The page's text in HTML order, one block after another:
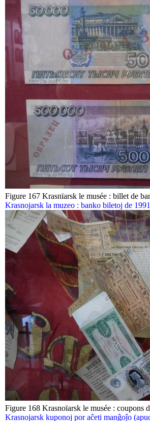
Figure 167 Krasnïarsk le musée : billet de
Krasnojarsk la muzeo : banko biletoj de
Figure 168 Krasnoïarsk le musée : coupons
Krasnojarsk kuponoj por aĉeti manĝoĵo